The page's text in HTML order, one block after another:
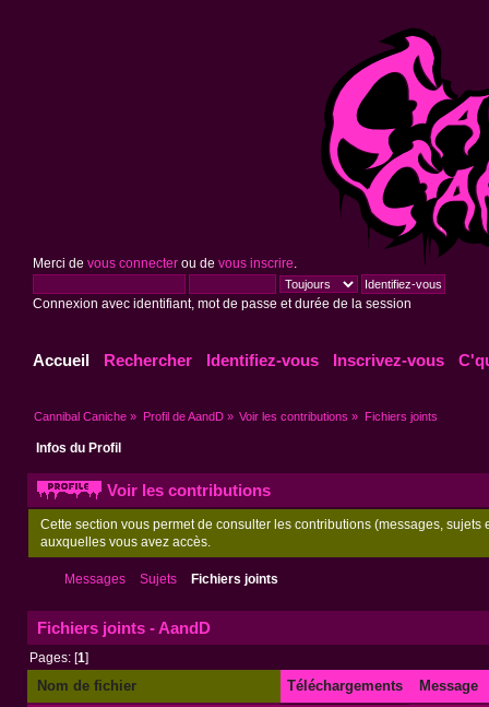
Merci de vous connecterou de vous inscrire
Connexion avec identifiant, mot de passe et durée de la session
Accueil Rechercher Identifiez-vous Inscrivez-vous
Cannibal Caniche » Profil de AandD» Voir les contributions » Fichiers joints
Infos du Profil
Voir les contributions
Cette section vous permet de consulter les contributions (messages,
auxquelles vous avez accès.
Messages Sujets Fichiers joints
Fichiers joints - AandD
Pages: [1]
Nom de fichier Téléchargements
Message